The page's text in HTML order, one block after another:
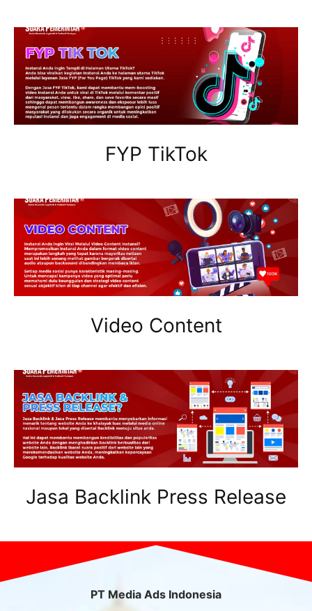
FYP TikTok
Video Content
Jasa Backlink Press Release
PT Media Ads Indonesia